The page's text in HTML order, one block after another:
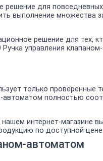
для
выполнение
решение для тех,
управления
только проверенные
автоматом полностью
интернет-магазине
по доступной цене.
автоматом